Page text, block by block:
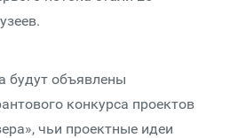
будут объявлены
конкурса проектов
чьи проектные идеи